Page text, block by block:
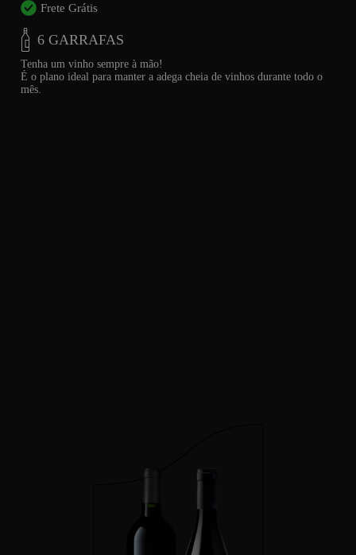
Frete Grátis
6 GARRAFAS
Tenha um vinho sempre à mão!
É o plano ideal para manter a adega cheia de vinhos durante todo o
mês.